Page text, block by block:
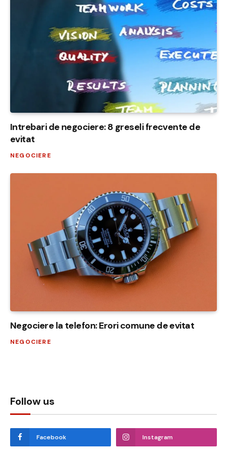
Intrebari de negociere: 8 greseli frecvente de
evitat
NEGOCIERE
Negociere la telefon: Erori comune de evitat
NEGOCIERE
Follow us
Facebook Instagram